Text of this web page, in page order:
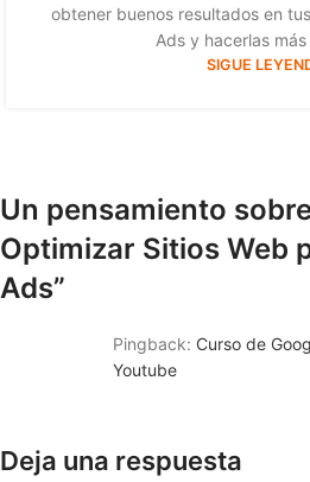
obtener buenos resultados en
Ads y hacerlas
SIGUE
Un pensamiento
Optimizar Sitios Web
Ads”
Pingback: Curso de
Youtube
Deja una respuesta